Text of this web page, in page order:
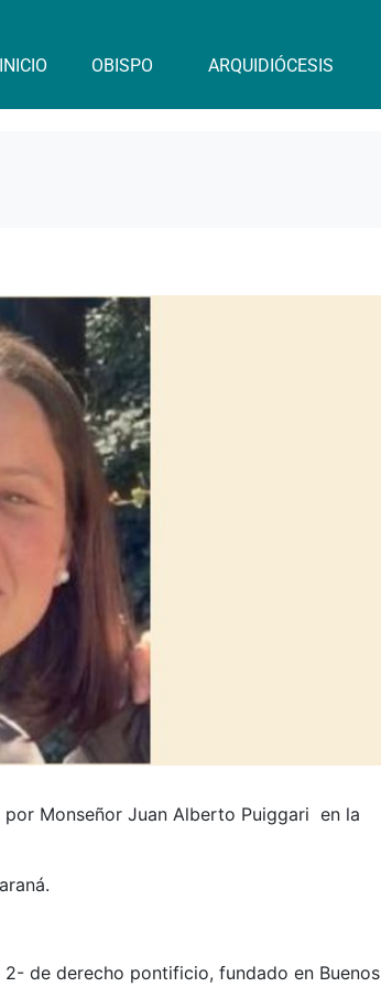
INICIO OBISPO ARQUIDIÓCESIS
Monseñor Juan Alberto Puiggari en la
de derecho pontificio, fundado en Buenos